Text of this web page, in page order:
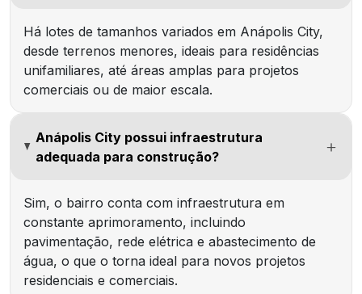
Há lotes de tamanhos variados em Anápolis City,
desde terrenos menores, ideais para residências
unifamiliares, até áreas amplas para projetos
comerciais ou de maior escala.
Anápolis City possui infraestrutura
adequada para construção?
Sim, o bairro conta com infraestrutura em
constante aprimoramento, incluindo
pavimentação, rede elétrica e abastecimento de
água, o que o torna ideal para novos projetos
residenciais e comerciais.